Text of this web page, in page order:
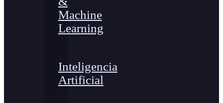
Machine
Learning
Inteligencia
Artificial